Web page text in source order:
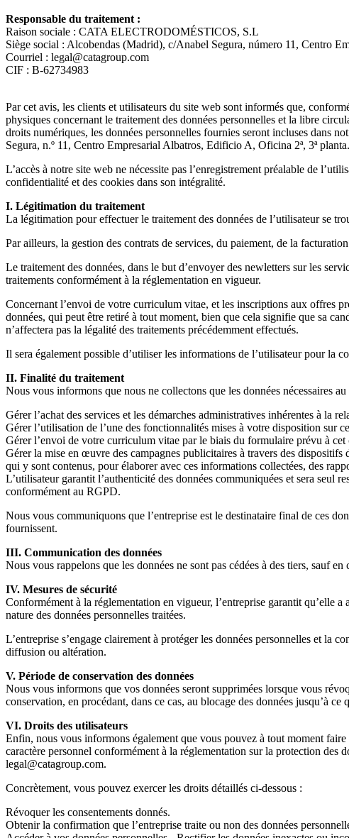
Responsable du traitement :
Raison sociale : CATA ELECTRODOMÉSTICOS, S.L
Siège social : Alcobendas (Madrid), c/Anabel Segura, número 11, Centro
Courriel : legal@catagroup.com
CIF : B-62734983
Par cet avis, les clients et utilisateurs du site web sont informés que,
physiques concernant le traitement des données personnelles et la libre
droits numériques, les données personnelles fournies seront incluses
Segura, n.º 11, Centro Empresarial Albatros, Edificio A, Oficina 2ª, 3ª planta.
L’accès à notre site web ne nécessite pas l’enregistrement préalable de
confidentialité et des cookies dans son intégralité.
I. Légitimation du traitement
La légitimation pour effectuer le traitement des données de l’utilisateur se
Par ailleurs, la gestion des contrats de services, du paiement, de la
Le traitement des données, dans le but d’envoyer des newletters sur les
traitements conformément à la réglementation en vigueur.
Concernant l’envoi de votre curriculum vitae, et les inscriptions aux offres
données, qui peut être retiré à tout moment, bien que cela signifie que sa
n’affectera pas la légalité des traitements précédemment effectués.
Il sera également possible d’utiliser les informations de l’utilisateur pour la
II. Finalité du traitement
Nous vous informons que nous ne collectons que les données nécessaires
Gérer l’achat des services et les démarches administratives inhérentes à la
Gérer l’utilisation de l’une des fonctionnalités mises à votre disposition sur
Gérer l’envoi de votre curriculum vitae par le biais du formulaire prévu à
Gérer la mise en œuvre des campagnes publicitaires à travers des
qui y sont contenus, pour élaborer avec ces informations collectées, des
L’utilisateur garantit l’authenticité des données communiquées et sera seul
conformément au RGPD.
Nous vous communiquons que l’entreprise est le destinataire final de ces
fournissent.
III. Communication des données
Nous vous rappelons que les données ne sont pas cédées à des tiers, sauf en
IV. Mesures de sécurité
Conformément à la réglementation en vigueur, l’entreprise garantit qu’elle
nature des données personnelles traitées.
L’entreprise s’engage clairement à protéger les données personnelles et la
diffusion ou altération.
V. Période de conservation des données
Nous vous informons que vos données seront supprimées lorsque vous
conservation, en procédant, dans ce cas, au blocage des données jusqu’à
VI. Droits des utilisateurs
Enfin, nous vous informons également que vous pouvez à tout moment
caractère personnel conformément à la réglementation sur la protection des
legal@catagroup.com.
Concrètement, vous pouvez exercer les droits détaillés ci-dessous :
Révoquer les consentements donnés.
Obtenir la confirmation que l’entreprise traite ou non des données